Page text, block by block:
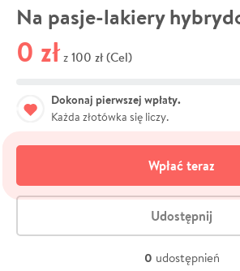
Na pasje-lakiery
0 zł z 100 zł (Cel)
Dokonaj pierwszej wpłaty.
Każda złotówka się liczy.
Wpłać teraz
Udostępnij
0 udostępnień